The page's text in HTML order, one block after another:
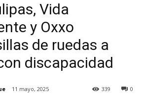
Vida
y Oxxo
de ruedas a
discapacidad
11 mayo, 2025 0
339